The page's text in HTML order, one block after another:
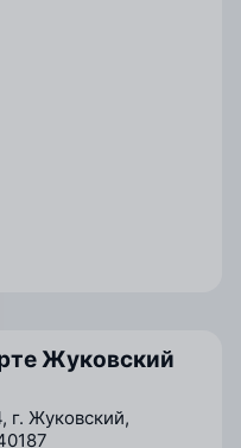
Жуковский
г. Жуковский,